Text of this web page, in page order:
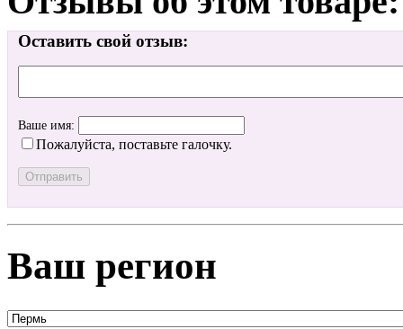
Оставить свой отзыв:
Ваше имя:
Пожалуйста, поставьте галочку.
Ваш регион